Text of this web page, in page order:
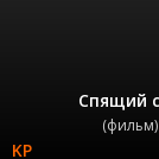
Спящий
(фильм)